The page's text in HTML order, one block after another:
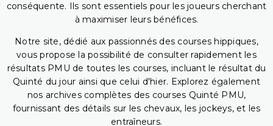
conséquente. Ils sont essentiels pour les joueurs cherchant
à maximiser leurs bénéfices.
Notre site, dédié aux passionnés des courses hippiques,
vous propose la possibilité de consulter rapidement les
résultats PMU de toutes les courses, incluant le résultat du
Quinté du jour ainsi que celui d'hier. Explorez également
nos archives complètes des courses Quinté PMU,
fournissant des détails sur les chevaux, les jockeys, et les
entraîneurs.